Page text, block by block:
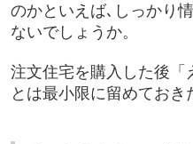
のかといえば､しっかり
ないでしょうか。
注文住宅を購入した後「
とは最小限に留めておき